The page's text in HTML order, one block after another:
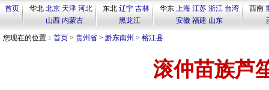
首页 华北 北京 天津 河北
山西 内蒙古
东北 辽宁 吉林
黑龙江
华东 上海 江苏 浙江 台湾
安徽 福建 山东
西南
您现在的位置： 首页 > 贵州省 > 黔东南州 > 榕江县
滚仲苗族芦